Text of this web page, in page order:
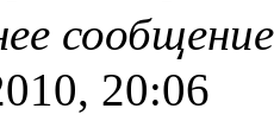
20:06